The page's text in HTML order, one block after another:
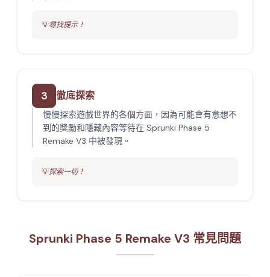
💡尋找提示！
3 徹底探索
慢慢探索遊戲世界的各個方面，因為可能會有意想不
到的獎勵和隱藏內容等待在 Sprunki Phase 5
Remake V3 中被發現。
💡探索一切！
Sprunki Phase 5 Remake V3 常見問題